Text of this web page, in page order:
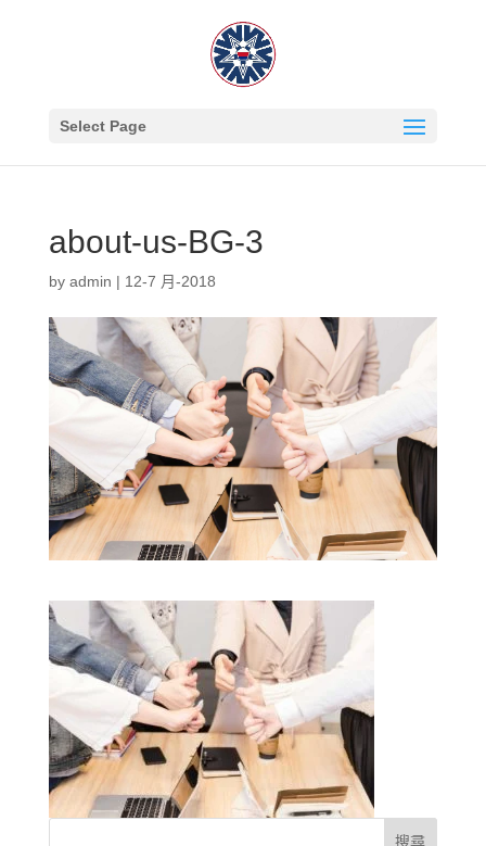
Select Page
about-us-BG-3
by admin | 12-7 月-2018